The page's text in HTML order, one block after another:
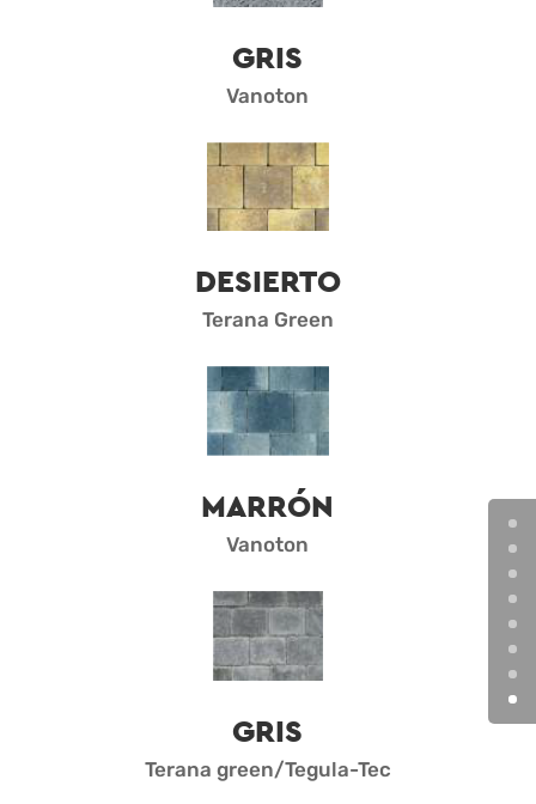
GRIS
Vanoton
DESIERTO
Terana Green
MARRÓN
Vanoton
GRIS
Terana green/Tegula-Tec